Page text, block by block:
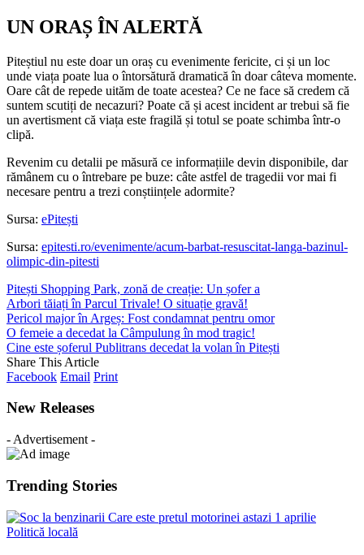
UN ORAȘ ÎN ALERTĂ
Piteștiul nu este doar un oraș cu evenimente fericite, ci și un loc
unde viața poate lua o întorsătură dramatică în doar câteva momente.
Oare cât de repede uităm de toate acestea? Ce ne face să credem că
suntem scutiți de necazuri? Poate că și acest incident ar trebui să fie
un avertisment că viața este fragilă și totul se poate schimba într-o
clipă.
Revenim cu detalii pe măsură ce informațiile devin disponibile, dar
rămânem cu o întrebare pe buze: câte astfel de tragedii vor mai fi
necesare pentru a trezi conștiințele adormite?
Sursa: ePitești
Sursa: epitesti.ro/evenimente/acum-barbat-resuscitat-langa-bazinul-
olimpic-din-pitesti
Pitești Shopping Park, zonă de creație: Un șofer a
Arbori tăiați în Parcul Trivale! O situație gravă!
Pericol major în Argeș: Fost condamnat pentru omor
O femeie a decedat la Câmpulung în mod tragic!
Cine este șoferul Publitrans decedat la volan în Pitești
Share This Article
Facebook Email Print
New Releases
- Advertisement -
Trending Stories
Politică locală